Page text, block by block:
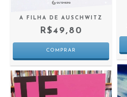
A FILHA DE AUSCHWITZ
R$49,80